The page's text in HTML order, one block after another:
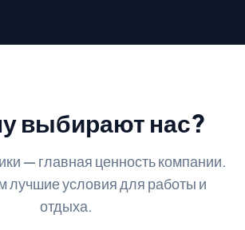
выбирают нас?
— главная ценность компании.
лучшие условия для работы и
отдыха.